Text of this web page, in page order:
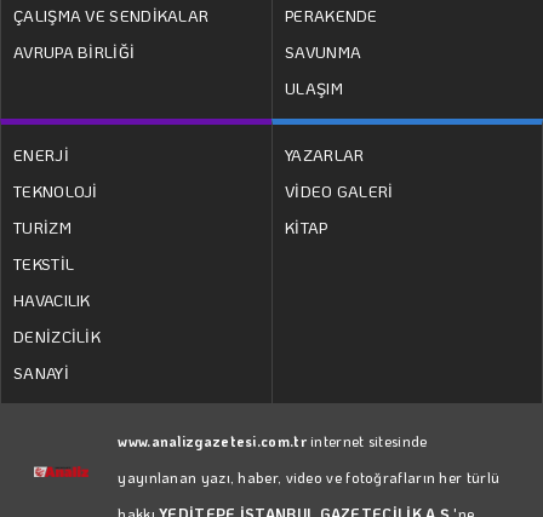
ÇALIŞMA VE SENDİKALAR
AVRUPA BİRLİĞİ
PERAKENDE
SAVUNMA
ULAŞIM
ENERJİ
TEKNOLOJİ
TURİZM
TEKSTİL
HAVACILIK
DENİZCİLİK
SANAYİ
YAZARLAR
VİDEO GALERİ
KİTAP
www.analizgazetesi.com.trinternet sitesinde
yayınlanan yazı, haber, video ve fotoğrafların her türlü
hakkıYEDİTEPE İSTANBUL GAZETECİLİK A.Ş. 'ne